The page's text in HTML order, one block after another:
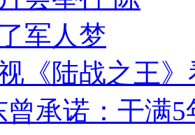
《陆战之王